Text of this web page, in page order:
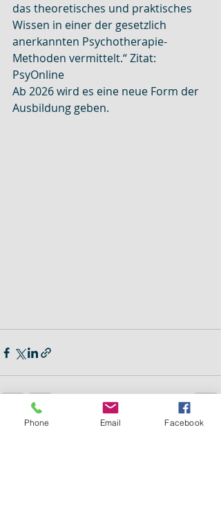
das theoretisches und praktisches
Wissen in einer der gesetzlich
anerkannten Psychotherapie-
Methoden vermittelt.“ Zitat:
PsyOnline
Ab 2026 wird es eine neue Form der
Ausbildung geben.
Alle ansehen
Phone Email Facebook